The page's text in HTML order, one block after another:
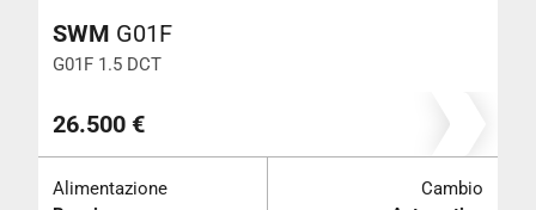
SWM G01F
G01F 1.5 DCT
26.500 €
Alimentazione
Cambio